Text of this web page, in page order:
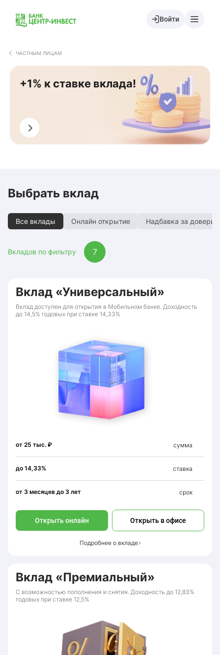
Войти
ЧАСТНЫМ ЛИЦАМ
+1% к ставке вклада!
Подобрать
Выбрать вклад
Все вклады Онлайн открытие Надбавка за доверие
Вкладов по фильтру 7
Вклад «Универсальный»
Вклад доступен для открытия в Мобильном банке. Доходность
до 14,5% годовых при ставке 14,33%
от 25 тыс. ₽ сумма
до 14,33% ставка
от 3 месяцев до 3 лет срок
Открыть онлайн Открыть в офисе
Подробнее о вкладе
Вклад «Премиальный»
С возможностью пополнения и снятия. Доходность до 12,83%
годовых при ставке 12,5%